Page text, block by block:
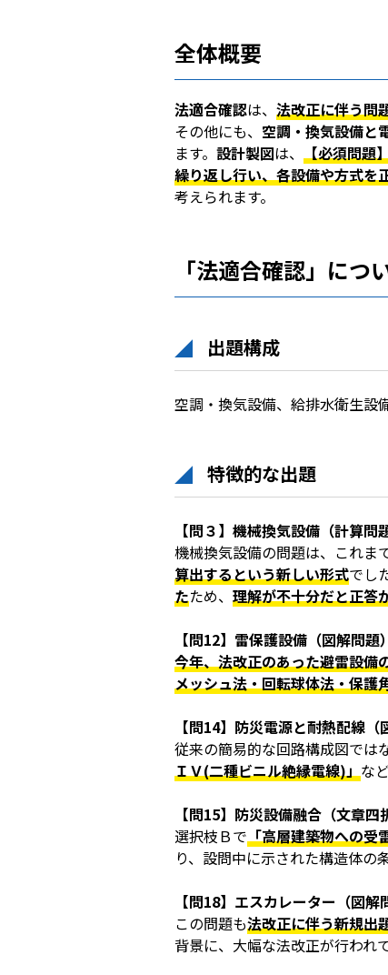
全体概要
法適合確認は、 法改正に伴う問
その他にも、 空調・換気設備と
ます。 設計製図は、 【必須問題
繰り返し行い、各設備や方式を
考えられます。
「法適合確認」につ
出題構成
空調・換気設備、給排水衛生設
特徴的な出題
【問３】機械換気設備（計算問題
機械換気設備の問題は、これま
算出するという新しい形式でし
たため、 理解が不十分だと正答
【問12】雷保護設備（図解問題）
今年、法改正のあった避雷設備
メッシュ法・回転球体法・保護
【問14】防災電源と耐熱配線（
従来の簡易的な回路構成図では
ＩＶ(二種ビニル絶縁電線)」な
【問15】防災設備融合（文章四
選択枝Ｂで「高層建築物への受
り、設問中に示された構造体の
【問18】エスカレーター（図解
この問題も法改正に伴う新規出
背景に、大幅な法改正が行われ